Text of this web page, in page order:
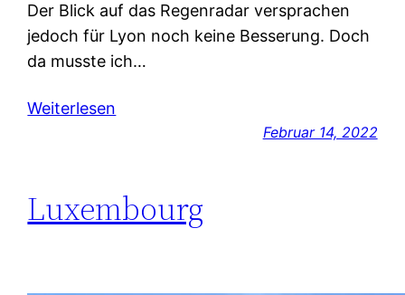
Der Blick auf das Regenradar versprachen
jedoch für Lyon noch keine Besserung. Doch
da musste ich…
Weiterlesen
Februar 14, 2022
Luxembourg